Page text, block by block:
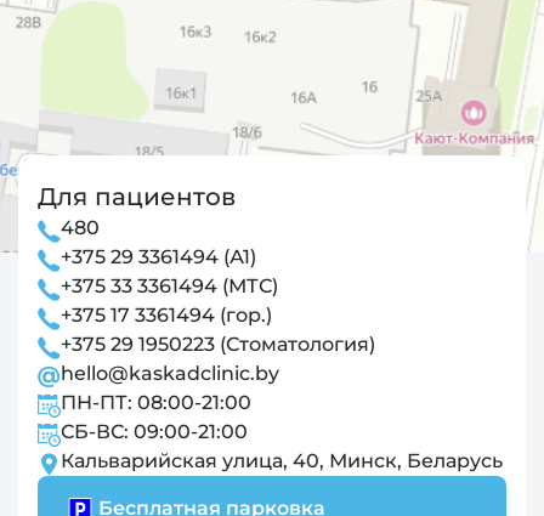
Для пациентов
480
+375 29 3361494 (А1)
+375 33 3361494 (МТС)
+375 17 3361494 (гор.)
+375 29 1950223 (Стоматология)
hello@kaskadclinic.by
ПН-ПТ: 08:00-21:00
СБ-ВС: 09:00-21:00
Кальварийская улица, 40, Минск, Беларусь
Бесплатная парковка